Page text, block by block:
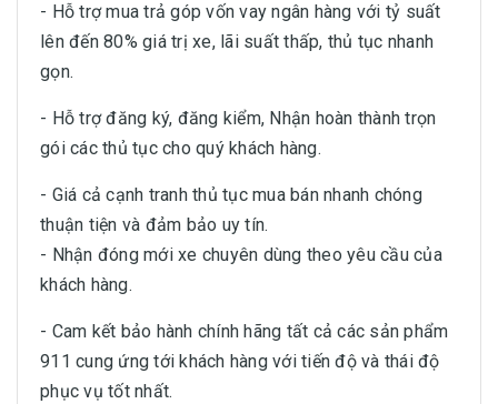
- Hỗ trợ mua trả góp vốn vay ngân hàng với tỷ suất
lên đến 80% giá trị xe, lãi suất thấp, thủ tục nhanh
gọn.
- Hỗ trợ đăng ký, đăng kiểm, Nhận hoàn thành trọn
gói các thủ tục cho quý khách hàng.
- Giá cả cạnh tranh thủ tục mua bán nhanh chóng
thuận tiện và đảm bảo uy tín.
- Nhận đóng mới xe chuyên dùng theo yêu cầu của
khách hàng.
- Cam kết bảo hành chính hãng tất cả các sản phẩm
911 cung ứng tới khách hàng với tiến độ và thái độ
phục vụ tốt nhất.